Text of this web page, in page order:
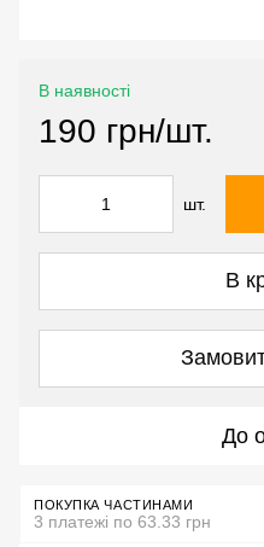
В наявності
190 грн/шт.
шт.
В
До
ПОКУПКА ЧАСТИНАМИ
3 платежі по 63.33 грн